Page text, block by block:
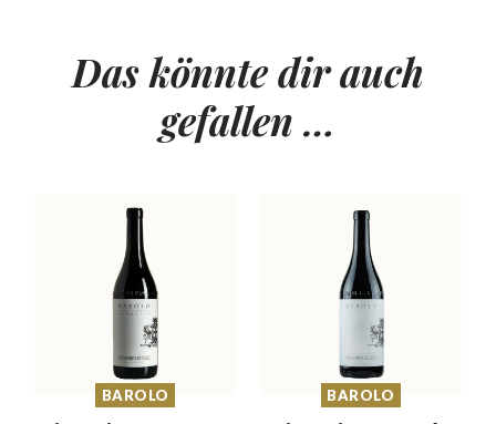
Das könnte dir auch
gefallen …
BAROLO BAROLO